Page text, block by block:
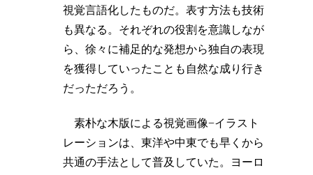
視覚言語化したものだ。表す方法も技術
も異なる。それぞれの役割を意識しなが
ら、徐々に補足的な発想から独自の表現
を獲得していったことも自然な成り行き
だっただろう。
素朴な木版による視覚画像−イラスト
レーションは、東洋や中東でも早くから
共通の手法として普及していた。ヨーロ